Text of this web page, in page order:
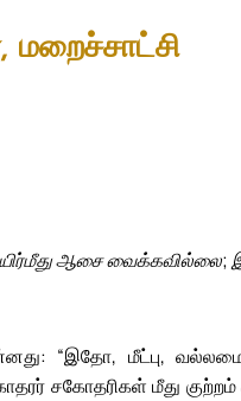
ஆசை வைக்கவில்லை;
“இதோ, மீட்பு,
சகோதரிகள் மீது குற்றம்